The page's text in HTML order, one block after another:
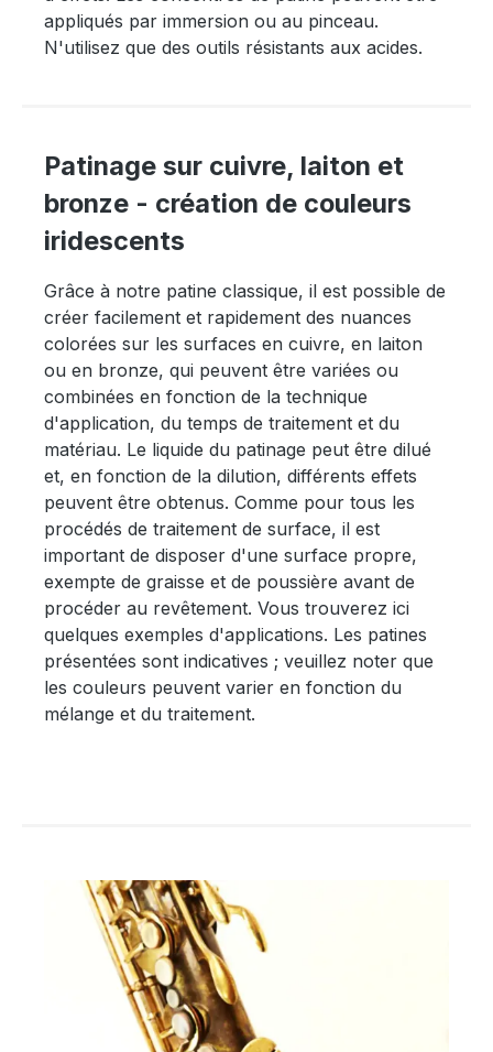
appliqués par immersion ou au pinceau.
N'utilisez que des outils résistants aux acides.
Patinage sur cuivre, laiton et
bronze - création de couleurs
iridescents
Grâce à notre patine classique, il est possible de
créer facilement et rapidement des nuances
colorées sur les surfaces en cuivre, en laiton
ou en bronze, qui peuvent être variées ou
combinées en fonction de la technique
d'application, du temps de traitement et du
matériau. Le liquide du patinage peut être dilué
et, en fonction de la dilution, différents effets
peuvent être obtenus. Comme pour tous les
procédés de traitement de surface, il est
important de disposer d'une surface propre,
exempte de graisse et de poussière avant de
procéder au revêtement. Vous trouverez ici
quelques exemples d'applications. Les patines
présentées sont indicatives ; veuillez noter que
les couleurs peuvent varier en fonction du
mélange et du traitement.